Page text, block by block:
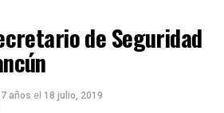
de Seguridad
años el 18 julio, 2019